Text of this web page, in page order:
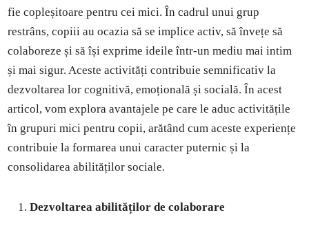
fie copleșitoare pentru cei mici. În cadrul unui grup
restrâns, copiii au ocazia să se implice activ, să învețe să
colaboreze și să își exprime ideile într-un mediu mai intim
și mai sigur. Aceste activități contribuie semnificativ la
dezvoltarea lor cognitivă, emoțională și socială. În acest
articol, vom explora avantajele pe care le aduc activitățile
în grupuri mici pentru copii, arătând cum aceste experiențe
contribuie la formarea unui caracter puternic și la
consolidarea abilităților sociale.
Dezvoltarea abilităților de colaborare